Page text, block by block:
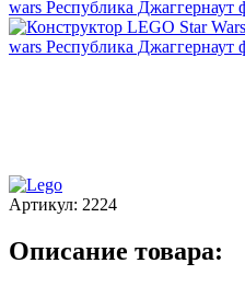
Артикул: 2224
Описание товара: